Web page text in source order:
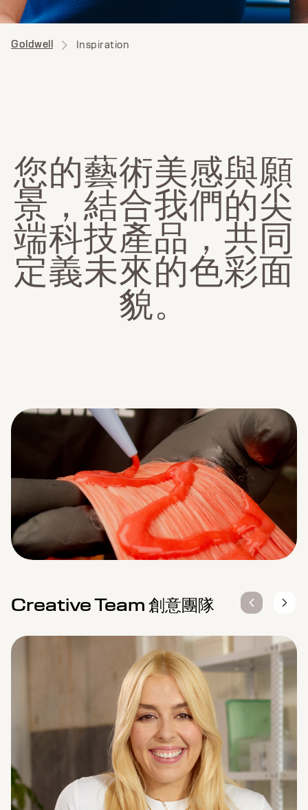
Goldwell Inspiration
您的藝術美感與願
景 ，結合我們的尖
端科技產品，共同
定義未來的色彩面
貌。
Loaded:
0%
0%
Remaining
Creative Team 創意團隊